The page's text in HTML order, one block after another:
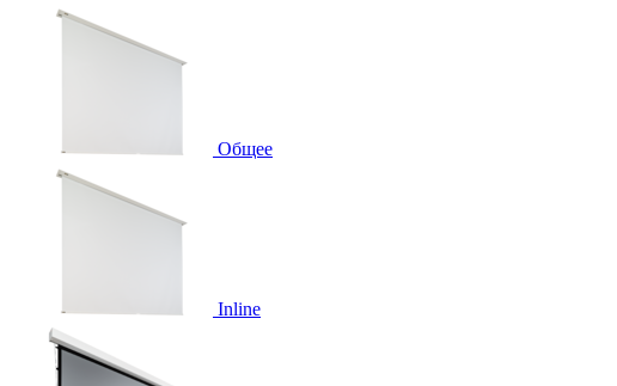
Общее
Inline